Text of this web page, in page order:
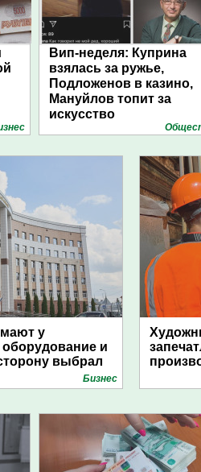
Вип-неделя: Куприна
взялась за ружье,
Подложенов в казино,
Мануйлов топит за
искусство
у
и
выбрал
Бизнес